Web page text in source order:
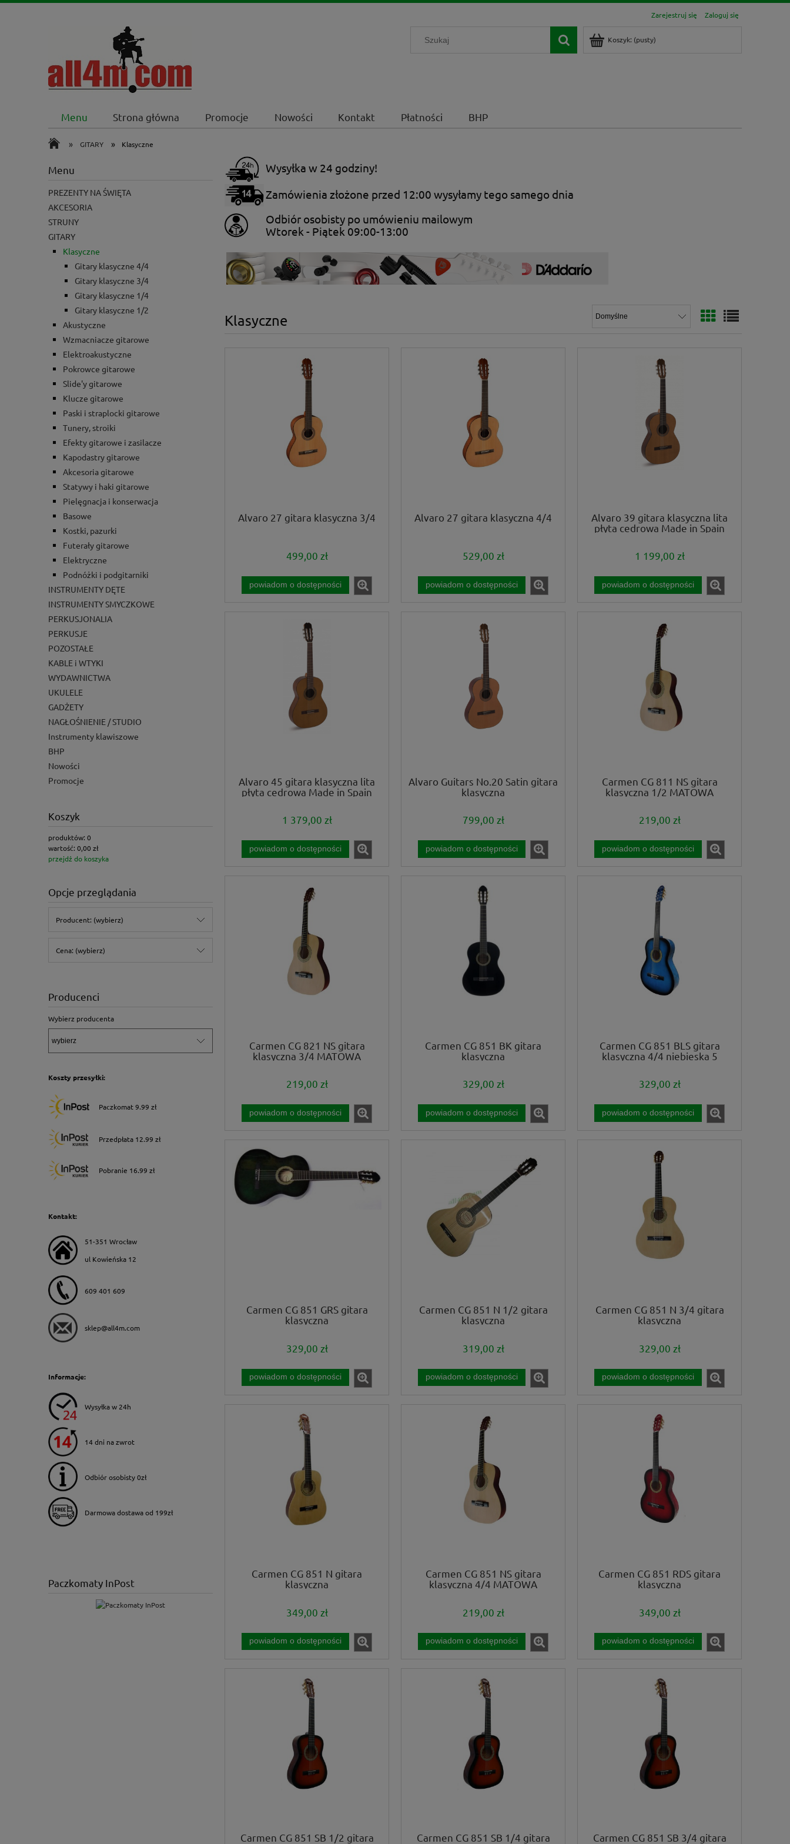
Zarejestruj się Zaloguj się
Koszyk: (pusty)
Menu Strona główna Promocje Nowości Kontakt Płatności BHP
» GITARY » Klasyczne
Menu
PREZENTY NA ŚWIĘTA
AKCESORIA
STRUNY
GITARY
Klasyczne
Gitary klasyczne 4/4
Gitary klasyczne 3/4
Gitary klasyczne 1/4
Gitary klasyczne 1/2
Akustyczne
Wzmacniacze gitarowe
Elektroakustyczne
Pokrowce gitarowe
Slide'y gitarowe
Klucze gitarowe
Paski i straplocki gitarowe
Tunery, stroiki
Efekty gitarowe i zasilacze
Kapodastry gitarowe
Akcesoria gitarowe
Statywy i haki gitarowe
Pielęgnacja i konserwacja
Basowe
Kostki, pazurki
Futerały gitarowe
Elektryczne
Podnóżki i podgitarniki
INSTRUMENTY DĘTE
INSTRUMENTY SMYCZKOWE
PERKUSJONALIA
PERKUSJE
POZOSTAŁE
KABLE i WTYKI
WYDAWNICTWA
UKULELE
GADŻETY
NAGŁOŚNIENIE / STUDIO
Instrumenty klawiszowe
BHP
Nowości
Promocje
Koszyk
produktów: 0
wartość: 0,00 zł
przejdź do koszyka
Opcje przeglądania
Producent: (wybierz)
Cena: (wybierz)
Producenci
Wybierz producenta
Koszty przesyłki:
Paczkomat 9.99 zł
Przedpłata 12.99 zł
Pobranie 16.99 zł
Kontakt:
51-351 Wrocław
ul Kowieńska 12
609 401 609
sklep@all4m.com
Informacje:
Wysyłka w 24h
14 dni na zwrot
Odbiór osobisty 0zł
Darmowa dostawa od 199zł
Paczkomaty InPost
Wysyłka w 24 godziny!
Zamówienia złożone przed 12:00 wysyłamy tego samego dnia
Odbiór osobisty po umówieniu mailowym
Wtorek - Piątek 09:00-13:00
Klasyczne
Alvaro 27 gitara klasyczna 3/4
499,00 zł
powiadom o dostępności
Alvaro 27 gitara klasyczna 4/4
529,00 zł
powiadom o dostępności
Alvaro 39 gitara klasyczna lita
płyta cedrowa Made in Spain
1 199,00 zł
powiadom o dostępności
Alvaro 45 gitara klasyczna lita
płyta cedrowa Made in Spain
1 379,00 zł
powiadom o dostępności
Alvaro Guitars No.20 Satin gitara
klasyczna
799,00 zł
powiadom o dostępności
Carmen CG 811 NS gitara
klasyczna 1/2 MATOWA
219,00 zł
powiadom o dostępności
Carmen CG 821 NS gitara
klasyczna 3/4 MATOWA
219,00 zł
powiadom o dostępności
Carmen CG 851 BK gitara
klasyczna
329,00 zł
powiadom o dostępności
Carmen CG 851 BLS gitara
klasyczna 4/4 niebieska 5
329,00 zł
powiadom o dostępności
Carmen CG 851 GRS gitara
klasyczna
329,00 zł
powiadom o dostępności
Carmen CG 851 N 1/2 gitara
klasyczna
319,00 zł
powiadom o dostępności
Carmen CG 851 N 3/4 gitara
klasyczna
329,00 zł
powiadom o dostępności
Carmen CG 851 N gitara
klasyczna
349,00 zł
powiadom o dostępności
Carmen CG 851 NS gitara
klasyczna 4/4 MATOWA
219,00 zł
powiadom o dostępności
Carmen CG 851 RDS gitara
klasyczna
349,00 zł
powiadom o dostępności
Carmen CG 851 SB 1/2 gitara
Carmen CG 851 SB 1/4 gitara
Carmen CG 851 SB 3/4 gitara